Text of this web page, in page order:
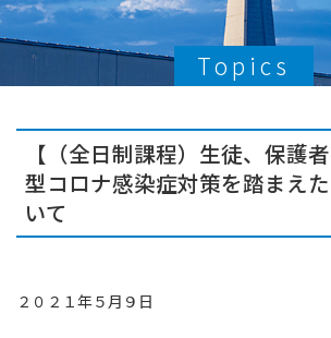
Topics
【（全日制課程）生徒、保護
型コロナ感染症対策を踏まえ
いて
２０２１年５月９日